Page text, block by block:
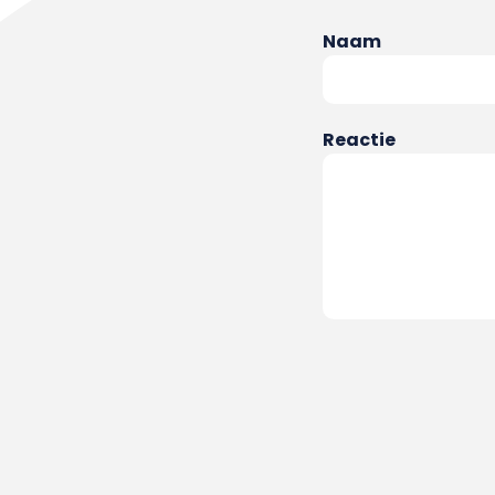
Naam
Reactie